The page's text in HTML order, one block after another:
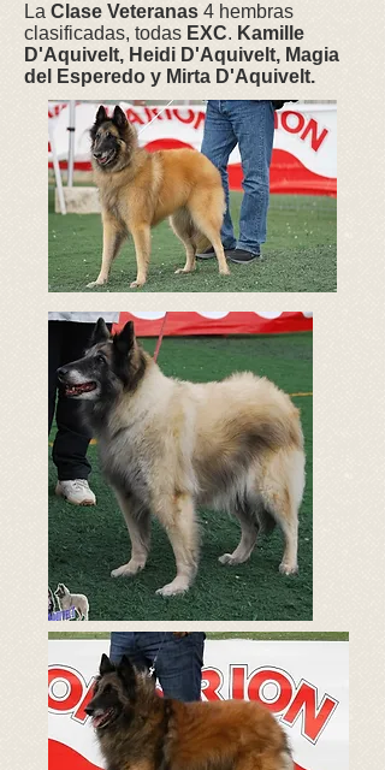
La Clase Veteranas 4 hembras
clasificadas, todas EXC. Kamille
D'Aquivelt, Heidi D'Aquivelt, Magia
del Esperedo y Mirta D'Aquivelt.